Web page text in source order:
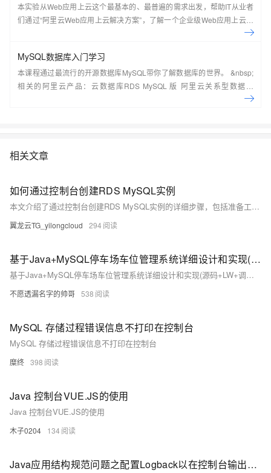
本实验从Web应用上云这个最基本的、最普遍的需求出发，帮助IT从业者
们通过“阿里云Web应用上云解决方案”，了解一个企业级Web应用上云的
MySQL数据库入门学习
本课程通过最流行的开源数据库MySQL带你了解数据库的世界。 &nbsp;
相关的阿里云产品：云数据库RDS MySQL 版 阿里云关系型数据库
RDS（Relational Database Service）是一种稳定可靠、可弹性伸缩的在
相关文章
如何通过控制台创建RDS MySQL实例
本文介绍了通过控制台创建RDS MySQL实例的详细步骤，包括准备工作、选择计费方式、地域、实例规格、存储空间等关键配置，并指导用户完成下单与实例查看。
翼龙云TG_yilongcloud 294
基于Java+MySQL停车场车位管理系统详细设计和实现(源码+LW+调试文档+讲解等)
基于Java+MySQL停车场车位管理系统详细设计和实现(源码+LW+调试文档+讲解等)
不愿透漏名字的帅哥 538
MySQL 存储过程错误信息不打印在控制台
MySQL 存储过程错误信息不打印在控制台
糜终 398
Java 控制台VUE.JS的使用
Java 控制台VUE.JS的使用
木子0204 134
Java应用结构规范问题之配置Logback以在控制台输出日志的问题如何解决